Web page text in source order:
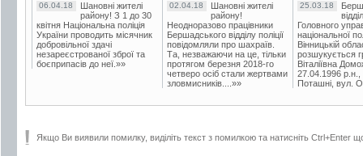
06.04.18
Шановні жителі
району! З 1 до 30
квітня Національна поліція
України проводить місячник
добровільної здачі
незареєстрованої зброї та
боєприпасів до неї.»»
02.04.18
Шановні жителі
району!
Неодноразово працівники
Бершадського відділу поліції
повідомляли про шахраїв.
Та, незважаючи на це, тільки
протягом березня 2018-го
четверо осіб стали жертвами
зловмисників....»»
25.03.18
Головного
національної
Вінницькій
розшукується
Віталіївна
27.04.1996 р.н.,
Поташні, вул.
Якщо Ви виявили помилку, виділіть текст з помилкою та натисніть Ctrl+Enter